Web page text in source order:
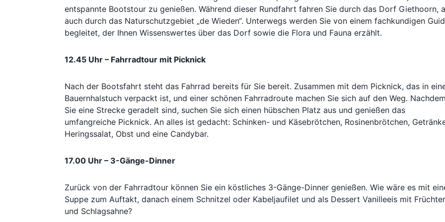
entspannte Bootstour zu genießen. Während dieser Rundfahrt fahren Sie durch das Dorf Giethoorn,
auch durch das Naturschutzgebiet „de Wieden“. Unterwegs werden Sie von einem fachkundigen
begleitet, der Ihnen Wissenswertes über das Dorf sowie die Flora und Fauna erzählt.
12.45 Uhr – Fahrradtour mit Picknick
Nach der Bootsfahrt steht das Fahrrad bereits für Sie bereit. Zusammen mit dem Picknick, das in
Bauernhalstuch verpackt ist, und einer schönen Fahrradroute machen Sie sich auf den Weg. Nachdem
Sie eine Strecke geradelt sind, suchen Sie sich einen hübschen Platz aus und genießen das
umfangreiche Picknick. An alles ist gedacht: Schinken- und Käsebrötchen, Rosinenbrötchen,
Heringssalat, Obst und eine Candybar.
17.00 Uhr – 3-Gänge-Dinner
Zurück von der Fahrradtour können Sie ein köstliches 3-Gänge-Dinner genießen. Wie wäre es mit
Suppe zum Auftakt, danach einem Schnitzel oder Kabeljaufilet und als Dessert Vanilleeis mit
und Schlagsahne?